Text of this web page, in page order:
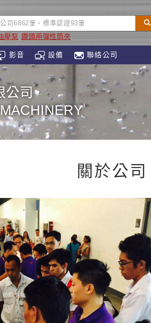
壓泵 鑽頭用彈性筒夾
影音 設備 聯絡公司
公司
關於公司